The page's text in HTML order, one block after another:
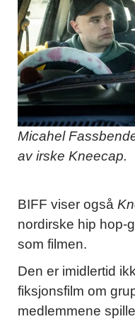
Micahel
av irske Kneecap.
BIFF viser også
nordirske hip hop-
som filmen.
Den er imidlertid
fiksjonsfilm om
medlemmene